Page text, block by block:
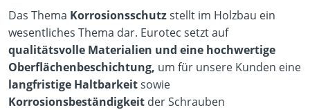
Das Thema Korrosionsschutzstellt im Holzbau ein
wesentliches Thema dar. Eurotec setzt auf
qualitätsvolle Materialien und eine hochwertige
Oberflächenbeschichtung, um für unsere Kunden eine
langfristige Haltbarkeitsowie
Korrosionsbeständigkeit der Schrauben